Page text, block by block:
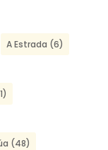
A Estrada (6)
(48)